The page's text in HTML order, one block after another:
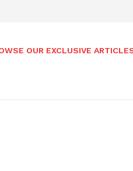
OUR EXCLUSIVE